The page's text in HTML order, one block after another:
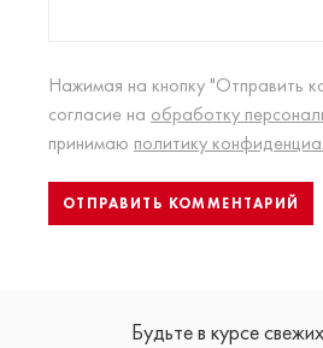
Нажимая на кнопку "Отправить
согласие на обработку
принимаю политику
Будьте в курсе